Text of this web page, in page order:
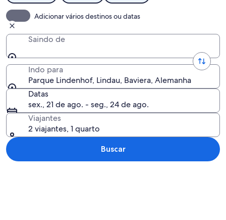
Adicionar vários destinos ou datas
Saindo de
Indo para
Parque Lindenhof, Lindau, Baviera, Alemanha
Datas
sex., 21 de ago. - seg., 24 de ago.
Viajantes
2 viajantes, 1 quarto
Buscar